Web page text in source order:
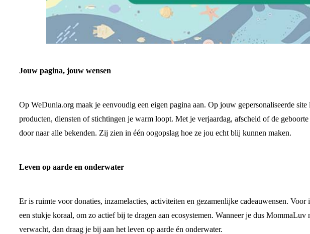
Jouw pagina, jouw wensen
Op WeDunia.org maak je eenvoudig een eigen pagina aan. Op jouw gepersonaliseerde
producten, diensten of stichtingen je warm loopt. Met je verjaardag, afscheid of de
door naar alle bekenden. Zij zien in één oogopslag hoe ze jou echt blij kunnen maken.
Leven op aarde en onderwater
Er is ruimte voor donaties, inzamelacties, activiteiten en gezamenlijke cadeauwensen.
een stukje koraal, om zo actief bij te dragen aan ecosystemen. Wanneer je dus
verwacht, dan draag je bij aan het leven op aarde én onderwater.